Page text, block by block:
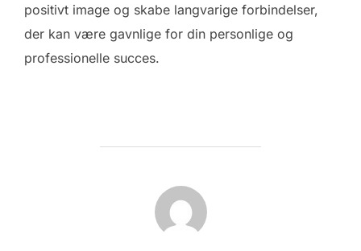
positivt image og skabe langvarige forbindelser,
der kan være gavnlige for din personlige og
professionelle succes.
FORFATTER